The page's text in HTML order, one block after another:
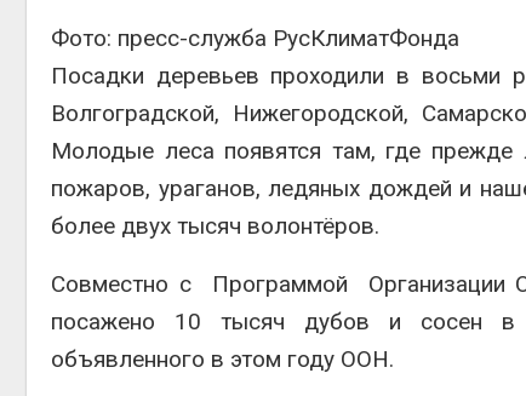
Фото: пресс-служба РусКлиматФонда
Посадки деревьев проходили в восьми
Волгоградской, Нижегородской,
Молодые леса появятся там, где
пожаров, ураганов, ледяных дождей и
более двух тысяч волонтёров.
Совместно с Программой
посажено 10 тысяч дубов и сосен в
объявленного в этом году ООН.
Авг